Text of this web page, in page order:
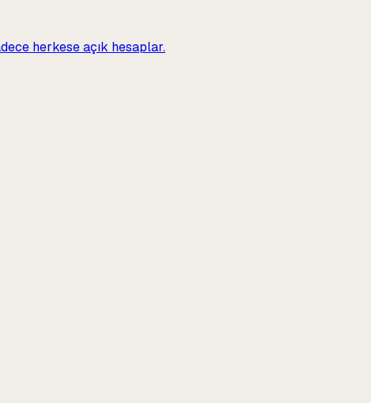
herkese açık hesaplar.